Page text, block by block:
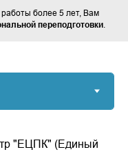
более 5 лет, Вам
переподготовки
"ЕЦПК" (Единый